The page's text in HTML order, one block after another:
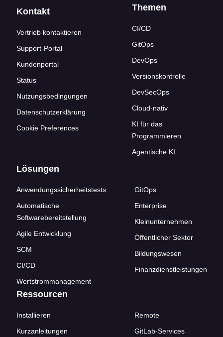
Kontakt
Vertrieb kontaktieren
Support-Portal
Kundenportal
Status
Nutzungsbedingungen
Datenschutzerklärung
Cookie Preferences
Themen
CI/CD
GitOps
DevOps
Versionskontrolle
DevSecOps
Cloud-nativ
KI für das
Programmieren
Agentische KI
Lösungen
Anwendungssicherheitstests
Automatische
Softwarebereitstellung
Agile Entwicklung
SCM
CI/CD
Wertstrommanagement
GitOps
Enterprise
Kleinunternehmen
Öffentlicher Sektor
Bildungswesen
Finanzdienstleistungen
Ressourcen
Installieren
Kurzanleitungen
Remote
GitLab-Services